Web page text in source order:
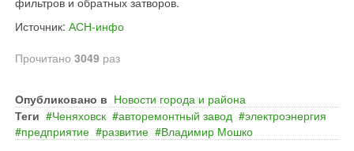
Источник: АСН-инфо
Прочитано 3049 раз
Опубликовано в Новости города и района
Теги
Ченяховск авторемонтный завод
электроэнергия
предприятие
развитие Владимир Мошко